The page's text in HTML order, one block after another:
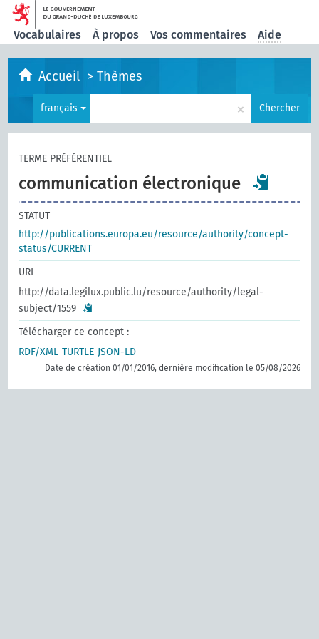
Vocabulaires À propos Vos commentaires Aide
Accueil >Thèmes
français × Chercher
TERME PRÉFÉRENTIEL
communication électronique
STATUT
http://publications.europa.eu/resource/authority/concept-
status/CURRENT
URI
http://data.legilux.public.lu/resource/authority/legal-
subject/1559
Télécharger ce concept :
RDF/XML TURTLE JSON-LD
Date de création 01/01/2016, dernière modification le 05/08/2026